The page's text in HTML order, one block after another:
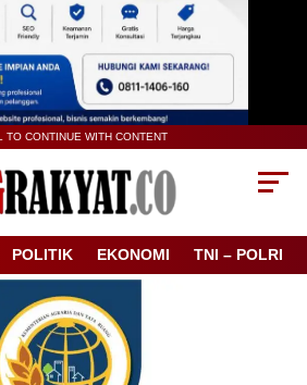
TO CONTINUE WITH CONTENT
POLITIK EKONOMI TNI – POLRI